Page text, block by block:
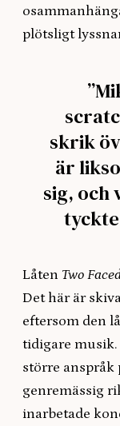
plötsligt
skrik
är
sig, och
tyckte
Låten Two
Det här är
eftersom den
tidigare
större anspråk
genremässig
inarbetade